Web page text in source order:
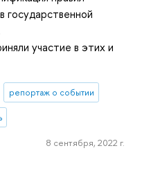
государственной
участие в этих и
репортаж о событии
8 сентября, 2022 г.